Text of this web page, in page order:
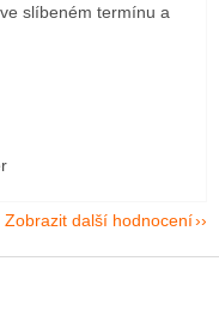
slíbeném termínu a
5 hvězdiček.
Zobrazit další hodnocení